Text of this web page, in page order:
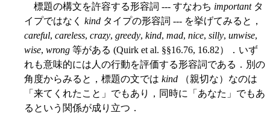
標題の構文を許容する形容詞 --- すなわち importantタ
イプではなく kind タイプの形容詞 --- を挙げてみると，
careful, careless, crazy, greedy, kind, mad, nice, silly, unwise,
wise, wrong 等がある (Quirk et al. §§16.76, 16.82）．いず
れも意味的には人の行動を評価する形容詞である．別の
角度からみると，標題の文では kind （親切な）なのは
「来てくれたこと」でもあり，同時に「あなた」でもあ
るという関係が成り立つ．